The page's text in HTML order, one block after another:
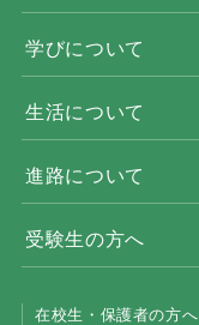
学びについて
生活について
進路について
受験生の方へ
在校生・保護者の方へ